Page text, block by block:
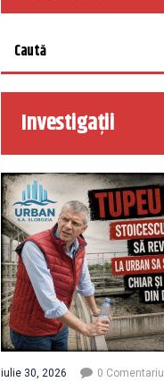
Investigații
iulie 30, 2026 0 Comentariu